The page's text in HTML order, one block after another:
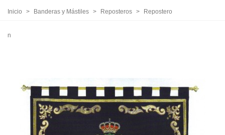
Inicio > Banderas y Mástiles > Reposteros > Repostero
n